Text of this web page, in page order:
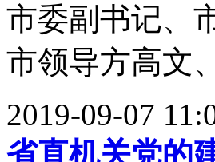
市委副书记、
市领导方高文
2019-09-07
省直机关党的